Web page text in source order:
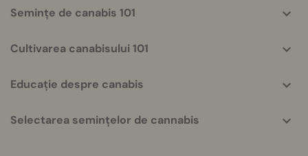
Semințe de canabis 101
Cultivarea canabisului 101
Educație despre canabis
Selectarea semințelor de cannabis